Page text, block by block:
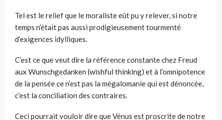
Tel est le relief que le moraliste eût pu y relever, si notre
temps n’était pas aussi prodigieusement tourmenté
d’exigences idylliques.
C’est ce que veut dire la référence constante chez Freud
aux Wunschgedanken (wishful thinking) et à l’omnipotence
de la pensée ce n’est pas la mégalomanie qui est dénoncée,
c’est la conciliation des contraires.
Ceci pourrait vouloir dire que Vénus est proscrite de notre